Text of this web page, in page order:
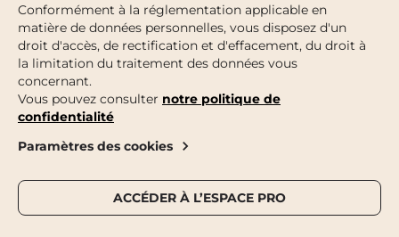
Conformément à la réglementation applicable en
matière de données personnelles, vous disposez d'un
droit d'accès, de rectification et d'effacement, du droit à
la limitation du traitement des données vous
concernant.
Vous pouvez consulter notre politique de
confidentialité
Paramètres des cookies
ACCÉDER À L’ESPACE PRO